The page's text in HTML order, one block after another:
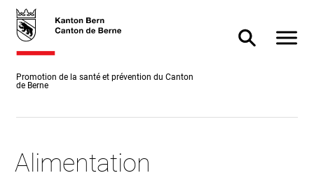
Accès
direct
skiplink.toNavigation
skiplink.toStartPage
Accès
direct à
Promotion de la santé et prévention du Canton
de Berne
Afficher/
Alimentation